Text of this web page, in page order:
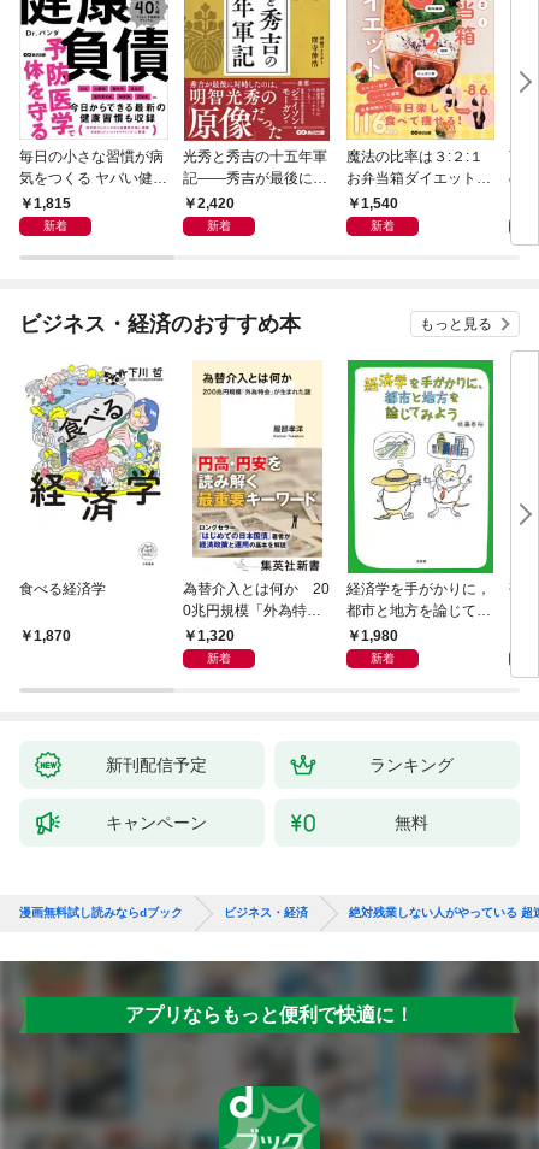
毎日の小さな習慣が病
気をつくる ヤバい健康
負債1,815
新着
光秀と秀吉の十五年軍
記――秀吉が最後に対
峙したのは、明智光秀
の「原像」だった
2,420
新着
魔法の比率は３:２:１
お弁当箱ダイエット―
―毎日楽しく食べて痩
せる１１６レシピ
1,540
新着
言
の
方
ビジネス・経済のおすすめ本 もっと見る
食べる経済学
1,870
為替介入とは何か 20
0兆円規模「外為特
会」が生まれた謎
1,320
新着
経済学を手がかりに，
都市と地方を論じてみ
よう1,980
新着
研
新刊配信予定 ランキング
キャンペーン 無料
漫画無料試し読みならdブック ビジネス・経済 絶対残業しない人がやっている
アプリならもっと便利で快適に！